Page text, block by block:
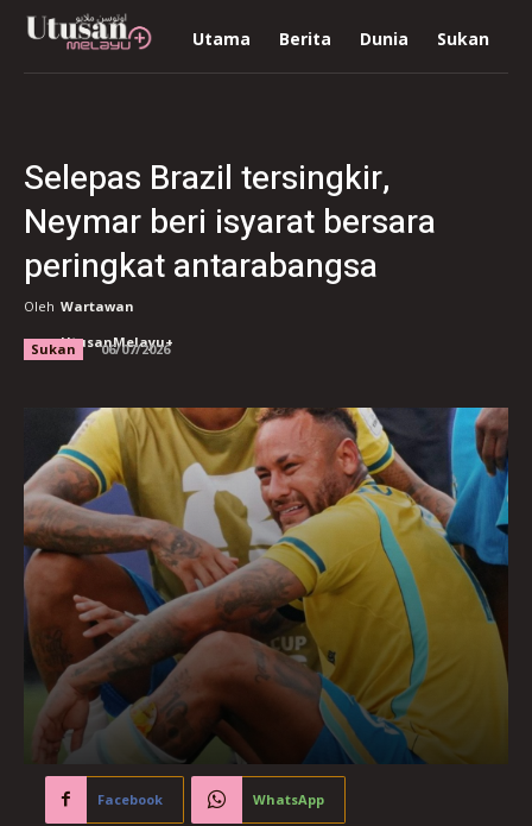
Utama Berita Dunia Sukan
Selepas Brazil tersingkir,
Neymar beri isyarat bersara
peringkat antarabangsa
Oleh Wartawan
UtusanMelayu+
Sukan 06/07/2026
Facebook WhatsApp